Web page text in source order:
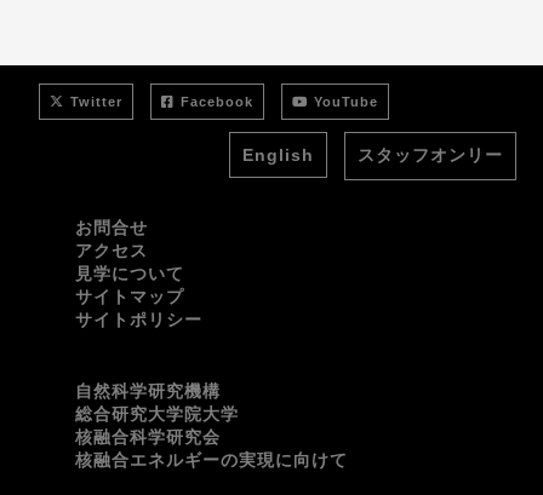
Twitter Facebook YouTube
English スタッフオンリー
お問合せ
アクセス
見学について
サイトマップ
サイトポリシー
自然科学研究機構
総合研究大学院大学
核融合科学研究会
核融合エネルギーの実現に向けて